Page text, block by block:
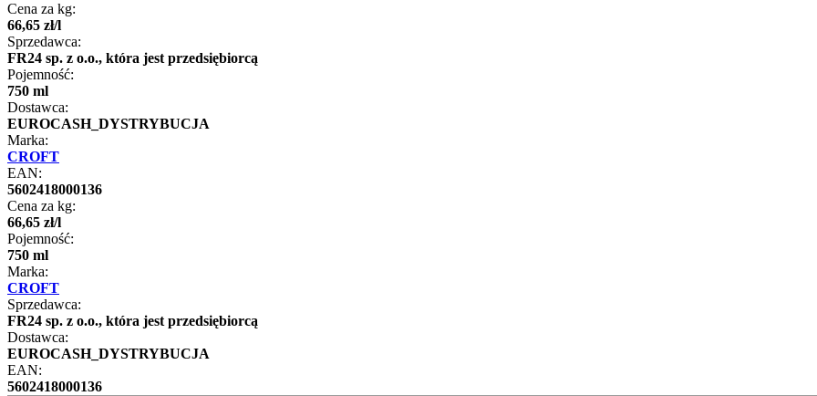
Cena za kg:
66,65 zł/l
Sprzedawca:
FR24 sp. z o.o., która jest przedsiębiorcą
Pojemność:
750 ml
Dostawca:
EUROCASH_DYSTRYBUCJA
Marka:
CROFT
EAN:
5602418000136
Cena za kg:
66,65 zł/l
Pojemność:
750 ml
Marka:
CROFT
Sprzedawca:
FR24 sp. z o.o., która jest przedsiębiorcą
Dostawca:
EUROCASH_DYSTRYBUCJA
EAN:
5602418000136